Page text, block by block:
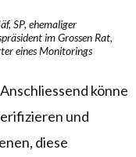
SP, ehemaliger
im Grossen Rat,
eines Monitorings
könne
und
diese